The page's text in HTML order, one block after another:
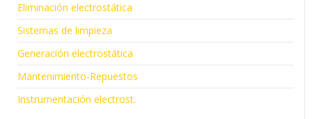
Eliminación electrostática
Sistemas de limpieza
Generación electrostática
Mantenimiento-Repuestos
Instrumentación electrost.